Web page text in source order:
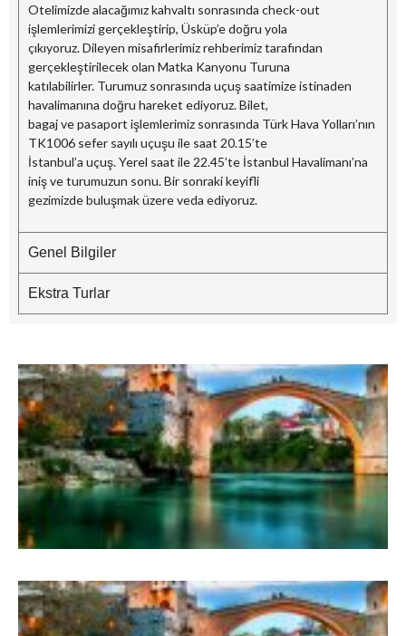
Otelimizde alacağımız kahvaltı sonrasında check-out
işlemlerimizi gerçekleştirip, Üsküp’e doğru yola
çıkıyoruz. Dileyen misafirlerimiz rehberimiz tarafından
gerçekleştirilecek olan Matka Kanyonu Turuna
katılabilirler. Turumuz sonrasında uçuş saatimize istinaden
havalimanına doğru hareket ediyoruz. Bilet,
bagaj ve pasaport işlemlerimiz sonrasında Türk Hava Yolları’nın
TK1006 sefer sayılı uçuşu ile saat 20.15’te
İstanbul’a uçuş. Yerel saat ile 22.45’te İstanbul Havalimanı’na
iniş ve turumuzun sonu. Bir sonraki keyifli
gezimizde buluşmak üzere veda ediyoruz.
Genel Bilgiler
Ekstra Turlar